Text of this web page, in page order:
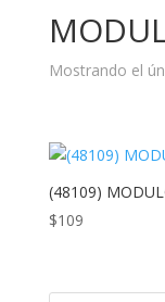
Mostrando el
(48109)
$109